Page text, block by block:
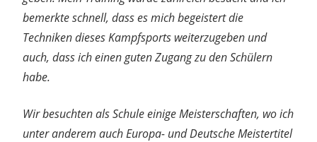
bemerkte schnell, dass es mich begeistert die
Techniken dieses Kampfsports weiterzugeben und
auch, dass ich einen guten Zugang zu den Schülern
habe.
Wir besuchten als Schule einige Meisterschaften, wo ich
unter anderem auch Europa- und Deutsche Meistertitel